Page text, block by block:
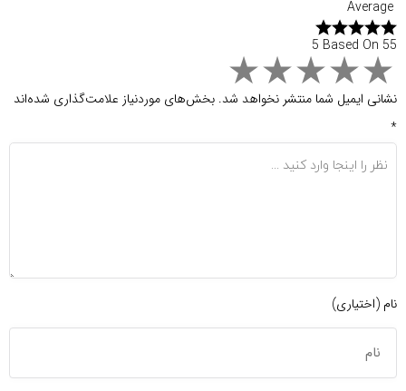
Average
5 Based On 55
نشانی ایمیل شما منتشر نخواهد شد. بخش‌های موردنیاز علامت‌گذاری شده‌اند
*
نام (اختیاری)